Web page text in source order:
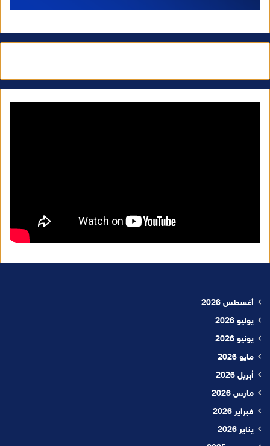
أغسطس 2026
يوليو 2026
يونيو 2026
مايو 2026
أبريل 2026
مارس 2026
فبراير 2026
يناير 2026